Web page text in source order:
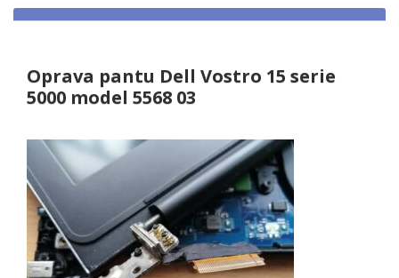
Oprava pantu Dell Vostro 15 serie
5000 model 5568 03